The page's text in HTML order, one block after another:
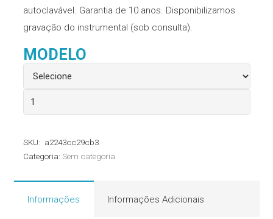
autoclavável. Garantia de 10 anos. Disponibilizamos
gravação do instrumental (sob consulta).
MODELO
Estilete
Introdutor
quantidade
SKU: a2243cc29cb3
Categoria: Sem categoria
Informações Informações Adicionais